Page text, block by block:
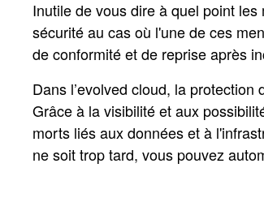
Inutile de vous dire à quel point
sécurité au cas où l'une de ces
de conformité et de reprise après
Dans l’evolved cloud, la
Grâce à la visibilité et aux
morts liés aux données et à
ne soit trop tard, vous pouvez